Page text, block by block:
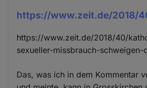
https://www.zeit.de/2018/
https://www.zeit.de/2018/40/
sexueller-missbrauch-schweigen-
Das, was ich in dem Kommentar